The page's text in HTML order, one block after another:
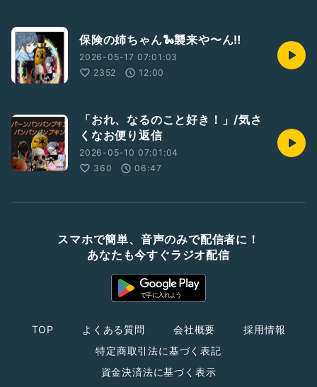
保険の姉ちゃん🐍襲来や〜ん‼️
2026-05-17 07:01:03
2352
12:00
「おれ、なるのこと好き！」/気さ
くなお便り返信
2026-05-10 07:01:04
360
06:47
スマホで簡単、音声のみで配信者に！
あなたも今すぐラジオ配信
TOP よくある質問 会社概要
採用情報
特定商取引法に基づく表記
資金決済法に基づく表示